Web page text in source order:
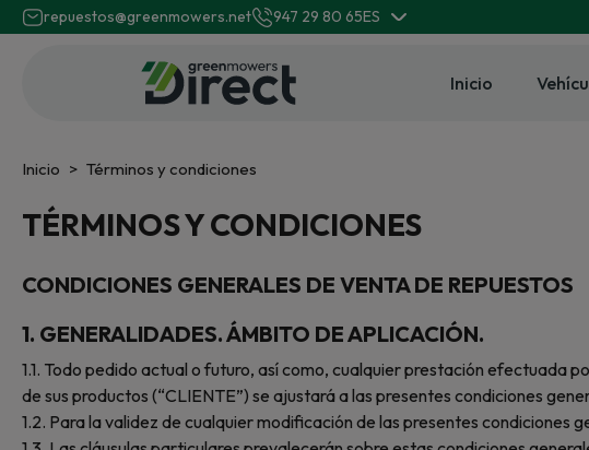
repuestos@greenmowers.net 947 29 80 65ES
Inicio
Inicio Términos y condiciones
TÉRMINOS Y CONDICIONES
CONDICIONES GENERALES DE VENTA DE REPUESTOS
1. GENERALIDADES. ÁMBITO DE APLICACIÓN.
1.1. Todo pedido actual o futuro, así como, cualquier prestación efectuada
de sus productos (“CLIENTE”) se ajustará a las presentes condiciones
1.2. Para la validez de cualquier modificación de las presentes